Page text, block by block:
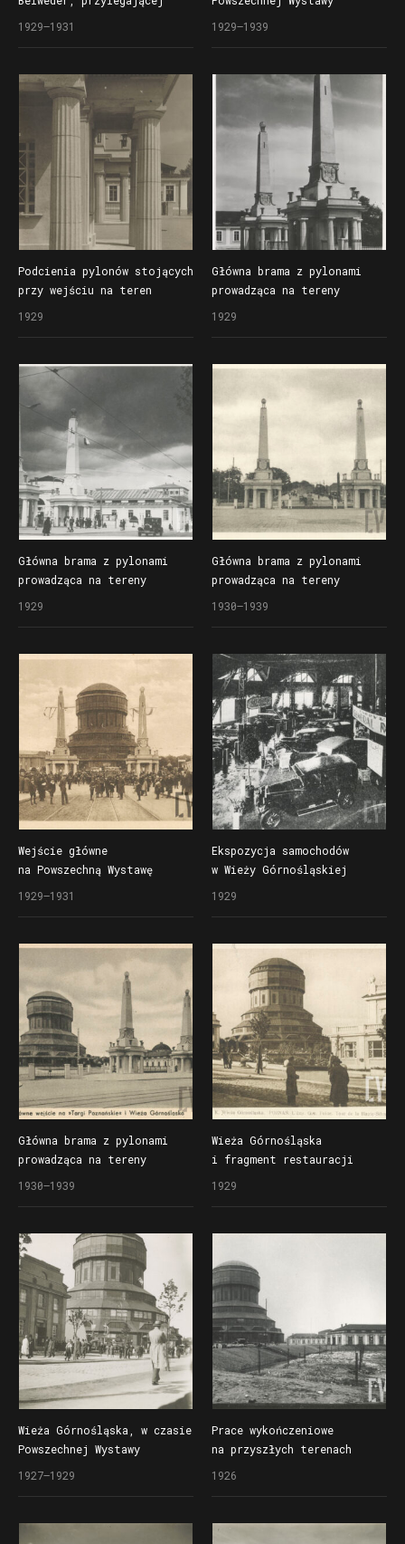
do Domu Administracyjnego
1929–1931
Krajowej (Pewuki) od strony
1929–1939
Podcienia pylonów stojących
przy wejściu na teren
Powszechnej Wystawy
1929
Główna brama z pylonami
prowadząca na tereny
wschodnie Powszechnej
1929
Główna brama z pylonami
prowadząca na tereny
wschodnie Powszechnej
1929
Główna brama z pylonami
prowadząca na tereny
wschodnie Powszechnej
1930–1939
Wejście główne
na Powszechną Wystawę
Krajową (Pewukę) flankowane
1929–1931
Ekspozycja samochodów
w Wieży Górnośląskiej
w czasie Powszechnej
1929
Główna brama z pylonami
prowadząca na tereny
wschodnie Powszechnej
1930–1939
Wieża Górnośląska
i fragment restauracji
Belweder (z prawej)
1929
Wieża Górnośląska, w czasie
Powszechnej Wystawy
Krajowej (Pewuki)
przemysłu metalowego
1927–1929
Prace wykończeniowe
na przyszłych terenach
Powszechnej Wystawy
Górnośląskiej
1926